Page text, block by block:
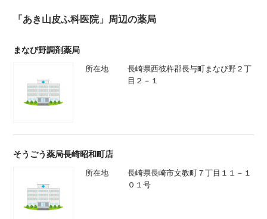
「あき山皮ふ科医院」周辺の薬局
まなび野調剤薬局
所在地
長崎県西彼杵郡長与町まなび野２丁
目２－１
そうごう薬局長崎昭和町店
所在地
長崎県長崎市文教町７丁目１１－１
０１号